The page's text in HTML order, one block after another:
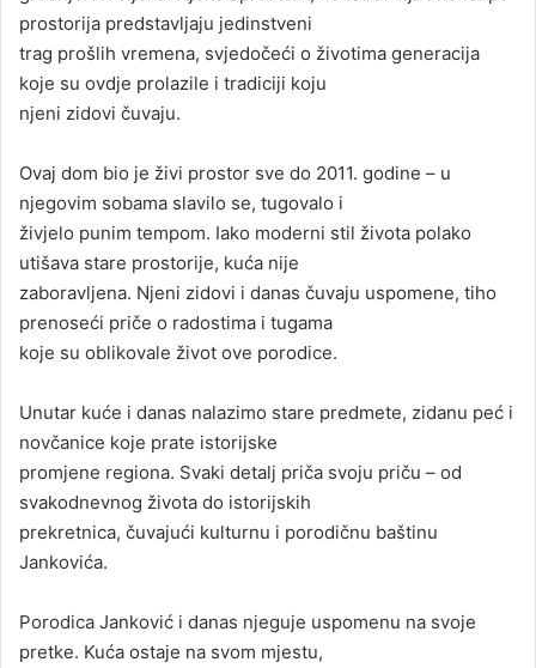
prostorija predstavljaju jedinstveni
trag prošlih vremena, svjedočeći o životima generacija
koje su ovdje prolazile i tradiciji koju
njeni zidovi čuvaju.
Ovaj dom bio je živi prostor sve do 2011. godine – u
njegovim sobama slavilo se, tugovalo i
živjelo punim tempom. Iako moderni stil života polako
utišava stare prostorije, kuća nije
zaboravljena. Njeni zidovi i danas čuvaju uspomene, tiho
prenoseći priče o radostima i tugama
koje su oblikovale život ove porodice.
Unutar kuće i danas nalazimo stare predmete, zidanu peć i
novčanice koje prate istorijske
promjene regiona. Svaki detalj priča svoju priču – od
svakodnevnog života do istorijskih
prekretnica, čuvajući kulturnu i porodičnu baštinu
Jankovića.
Porodica Janković i danas njeguje uspomenu na svoje
pretke. Kuća ostaje na svom mjestu,